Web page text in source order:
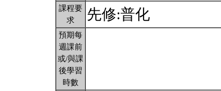
課程要
求
先修:普化
預期每
週課前
或/與課
後學習
時數